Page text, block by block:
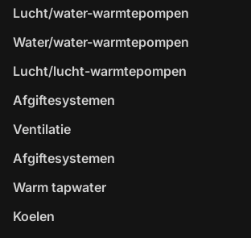
Lucht/water-warmtepompen
Water/water-warmtepompen
Lucht/lucht-warmtepompen
Afgiftesystemen
Ventilatie
Afgiftesystemen
Warm tapwater
Koelen